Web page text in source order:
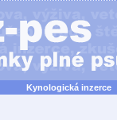
Kynologická inzerce